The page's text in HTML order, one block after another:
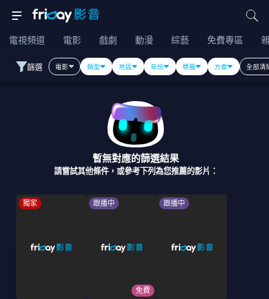
電視頻道 電影 戲劇 動漫 綜藝 免費專區
篩選 電影 類型 地區 年份 標籤 方案 全部清
暫無對應的篩選結果
請嘗試其他條件，或參考下列為您推薦的影片：
獨家 跟播中
免費
跟播中